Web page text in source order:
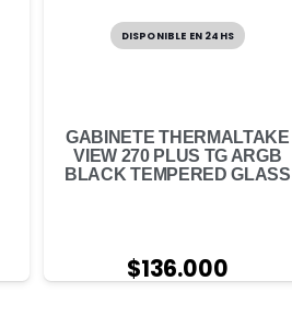
DISPONIBLE EN 24HS
GABINETE THERMALTAKE
VIEW 270 PLUS TG ARGB
BLACK TEMPERED GLASS
$136.000